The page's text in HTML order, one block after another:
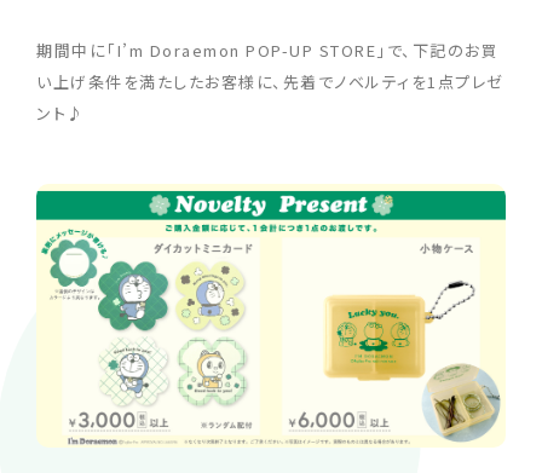
期間中に「I’m Doraemon POP-UP STORE」で、下記のお買
い上げ条件を満たしたお客様に、先着でノベルティを1点プレゼ
ント♪